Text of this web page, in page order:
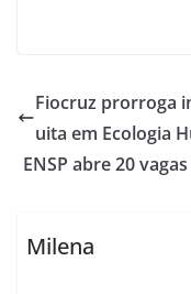
Fiocruz prorroga
uita em Ecologia
ENSP abre 20
Milena